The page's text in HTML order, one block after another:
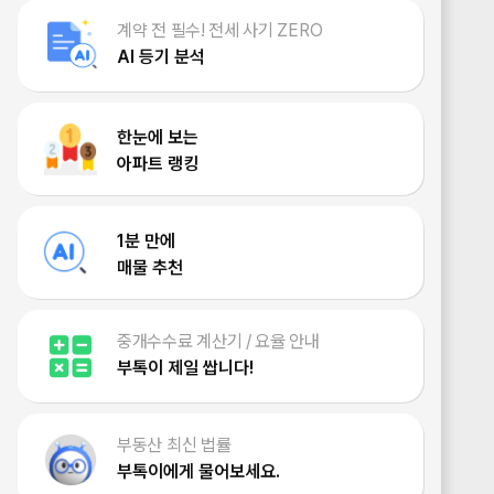
계약 전 필수! 전세 사기 ZERO
AI 등기 분석
한눈에 보는
아파트 랭킹
1분 만에
매물 추천
중개수수료 계산기 / 요율 안내
부톡이 제일 쌉니다!
부동산 최신 법률
부톡이에게 물어보세요.